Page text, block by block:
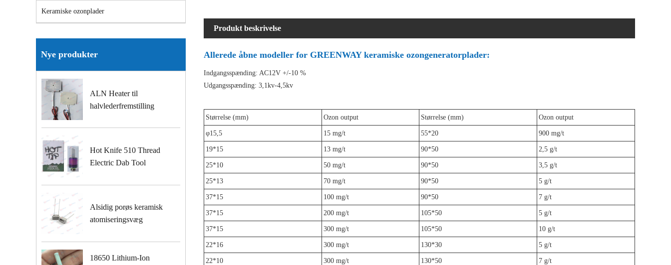
Keramiske ozonplader
Nye produkter
ALN Heater til
halvlederfremstilling
Hot Knife 510 Thread
Electric Dab Tool
Alsidig porøs keramisk
atomiseringsvæg
18650 Lithium-Ion
Produkt beskrivelse
Allerede åbne modeller for GREENWAY keramiske ozongeneratorplader:
Indgangsspænding: AC12V +/-10 %
Udgangsspænding: 3,1kv-4,5kv
Størrelse (mm) Ozon output Størrelse (mm) Ozon output
φ15,5 15 mg/t 55*20 900 mg/t
19*15 13 mg/t 90*50 2,5 g/t
25*10 50 mg/t 90*50 3,5 g/t
25*13 70 mg/t 90*50 5 g/t
37*15 100 mg/t 90*50 7 g/t
37*15 200 mg/t 105*50 5 g/t
37*15 300 mg/t 105*50 10 g/t
22*16 300 mg/t 130*30 5 g/t
22*10 300 mg/t 130*50 7 g/t